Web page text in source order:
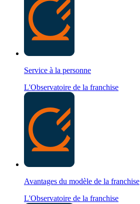
Service à la personne
L'Observatoire de la franchise
Avantages du modèle de la franchise
L'Observatoire de la franchise